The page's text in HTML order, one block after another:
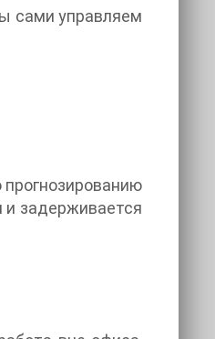
сами управляем
прогнозированию
и задерживается